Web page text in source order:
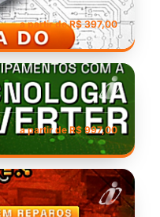
a partir de R$ 397,00
a partir de R$ 997,00